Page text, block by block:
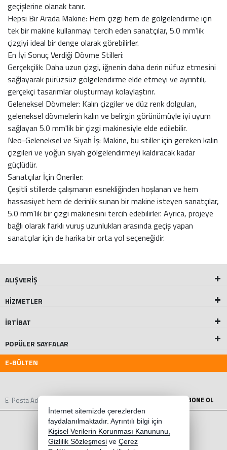
geçişlerine olanak tanır.
Hepsi Bir Arada Makine: Hem çizgi hem de gölgelendirme için
tek bir makine kullanmayı tercih eden sanatçılar, 5.0 mm'lik
çizgiyi ideal bir denge olarak görebilirler.
En İyi Sonuç Verdiği Dövme Stilleri:
Gerçekçilik: Daha uzun çizgi, iğnenin daha derin nüfuz etmesini
sağlayarak pürüzsüz gölgelendirme elde etmeyi ve ayrıntılı,
gerçekçi tasarımlar oluşturmayı kolaylaştırır.
Geleneksel Dövmeler: Kalın çizgiler ve düz renk dolguları,
geleneksel dövmelerin kalın ve belirgin görünümüyle iyi uyum
sağlayan 5.0 mm'lik bir çizgi makinesiyle elde edilebilir.
Neo-Geleneksel ve Siyah İş: Makine, bu stiller için gereken kalın
çizgileri ve yoğun siyah gölgelendirmeyi kaldıracak kadar
güçlüdür.
Sanatçılar İçin Öneriler:
Çeşitli stillerde çalışmanın esnekliğinden hoşlanan ve hem
hassasiyet hem de derinlik sunan bir makine isteyen sanatçılar,
5.0 mm'lik bir çizgi makinesini tercih edebilirler. Ayrıca, projeye
bağlı olarak farklı vuruş uzunlukları arasında geçiş yapan
sanatçılar için de harika bir orta yol seçeneğidir.
ALIŞVERİŞ
HİZMETLER
İRTİBAT
POPÜLER SAYFALAR
E-BÜLTEN
ABONE OL
İnternet sitemizde çerezlerden
faydalanılmaktadır. Ayrıntılı bilgi için
Kişisel Verilerin Korunması Kanununu,
Gizlilik Sözleşmesi ve Çerez